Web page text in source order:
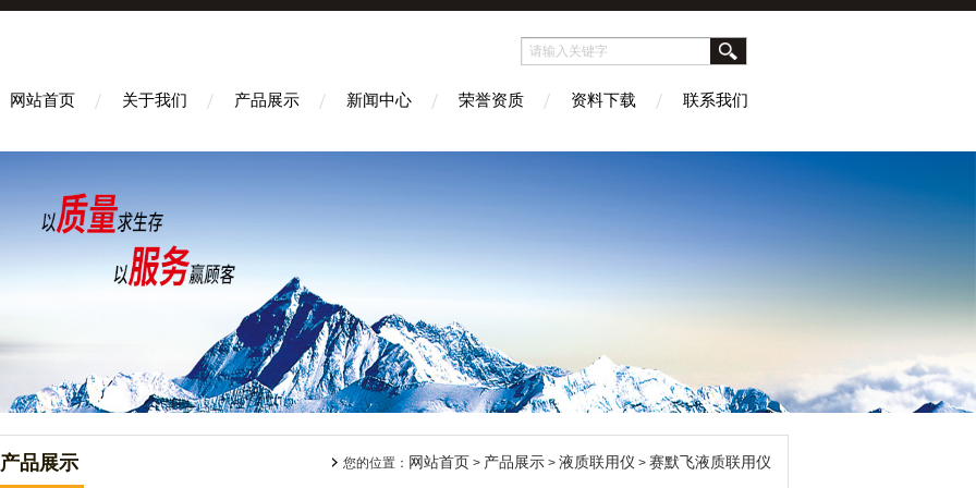
网站首页 关于我们 产品展示 新闻中心 荣誉资质 资料下载 联系我们
产品展示 您的位置： 网站首页 > 产品展示 > 液质联用仪 > 赛默飞液质联用仪